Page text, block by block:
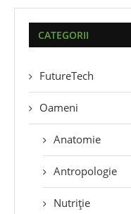
CATEGORII
FutureTech
Oameni
Anatomie
Antropologie
Nutriție